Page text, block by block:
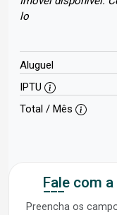
lo
Aluguel
IPTU
Total / Mês
Fale com
Preencha os